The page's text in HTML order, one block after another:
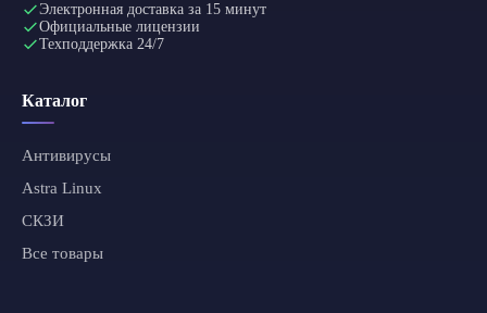
Электронная доставка за 15 минут
Официальные лицензии
Техподдержка 24/7
Каталог
Антивирусы
Astra Linux
СКЗИ
Все товары